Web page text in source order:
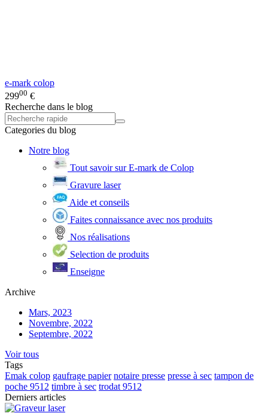
e-mark colop
29900 €
Recherche dans le blog
Categories du blog
Notre blog
Tout savoir sur E-mark de Colop
Gravure laser
Aide et conseils
Faites connaissance avec nos produits
Nos réalisations
Selection de produits
Enseigne
Archive
Mars, 2023
Novembre, 2022
Septembre, 2022
Voir tous
Tags
Emak colop gaufrage papier notaire presse presse à sec tampon de
poche 9512 timbre à sec trodat 9512
Derniers articles